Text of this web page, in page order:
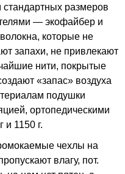
размеров
— экофайбер и
которые не
запахи, не привлекают
нити, покрытые
«запас» воздуха
подушки
ортопедическими
1150 г.
чехлы на
влагу, пот.